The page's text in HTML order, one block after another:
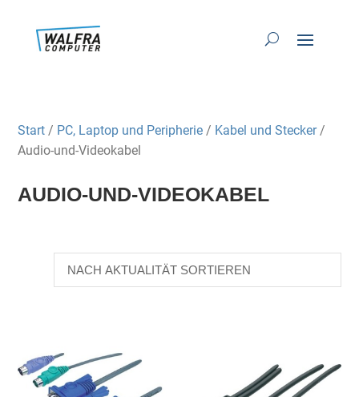
Start / PC, Laptop und Peripherie / Kabel und Stecker/
Audio-und-Videokabel
AUDIO-UND-VIDEOKABEL